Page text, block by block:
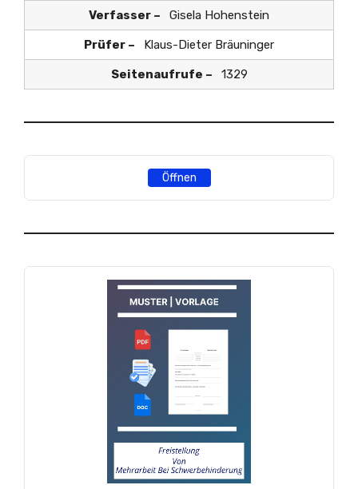
Verfasser – Gisela Hohenstein
Prüfer – Klaus-Dieter Bräuninger
Seitenaufrufe – 1329
Öffnen